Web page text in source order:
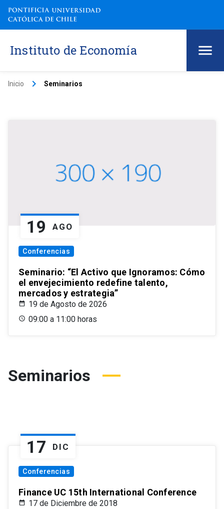
Instituto de Economía
Inicio keyboard_arrow_right Seminarios
19 AGO
Conferencias
Seminario: “El Activo que Ignoramos: Cómo
el envejecimiento redefine talento,
mercados y estrategia”
19 de Agosto de 2026
09:00 a 11:00 horas
Seminarios
17 DIC
Conferencias
Finance UC 15th International Conference
17 de Diciembre de 2018